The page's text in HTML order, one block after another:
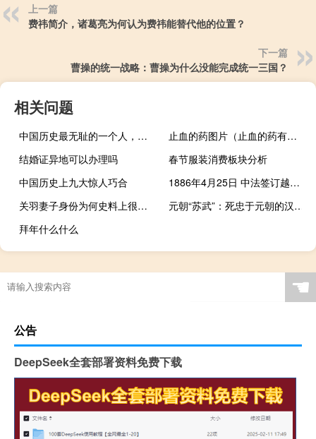
上一篇
费祎简介，诸葛亮为何认为费祎能替代他的位置？
下一篇
曹操的统一战略：曹操为什么没能完成统一三国？
相关问题
中国历史最无耻的一个人，把一个好人折磨得三观尽碎
止血的药图片（止血的药有哪些）
结婚证异地可以办理吗
春节服装消费板块分析
中国历史上九大惊人巧合
1886年4月25日 中法签订越南边界通商章程
关羽妻子身份为何史料上很难找到相关记载？
元朝“苏武”：死忠于元朝的汉人郝经为何受人尊崇？
拜年什么什么
☚
公告
DeepSeek全套部署资料免费下载